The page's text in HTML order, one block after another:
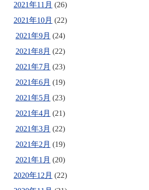
2021年11月 (26)
2021年10月 (22)
2021年9月 (24)
2021年8月 (22)
2021年7月 (23)
2021年6月 (19)
2021年5月 (23)
2021年4月 (21)
2021年3月 (22)
2021年2月 (19)
2021年1月 (20)
2020年12月 (22)